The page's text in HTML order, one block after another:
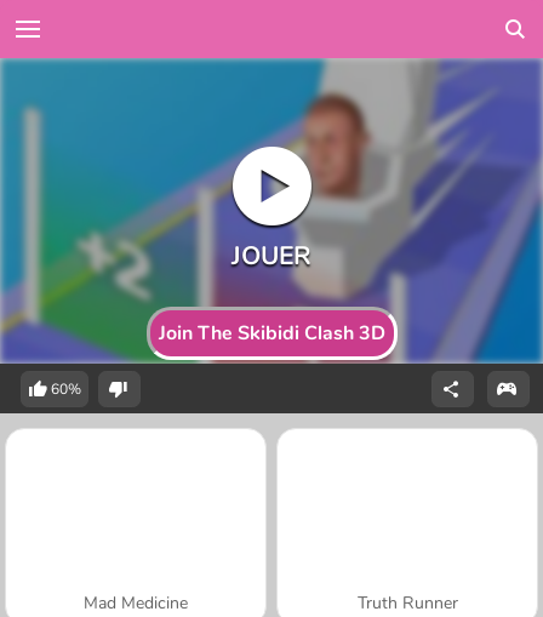
Join The Skibidi Clash 3D
60%
Mad Medicine Truth Runner